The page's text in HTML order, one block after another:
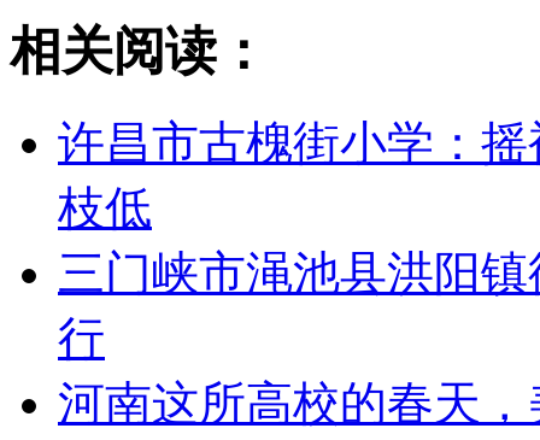
相关阅读：
许昌市古槐街小学：
枝低
三门峡市渑池县洪阳
行
河南这所高校的春天